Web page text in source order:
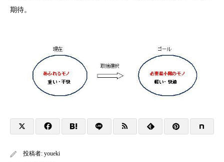
期待。
投稿者: youeki